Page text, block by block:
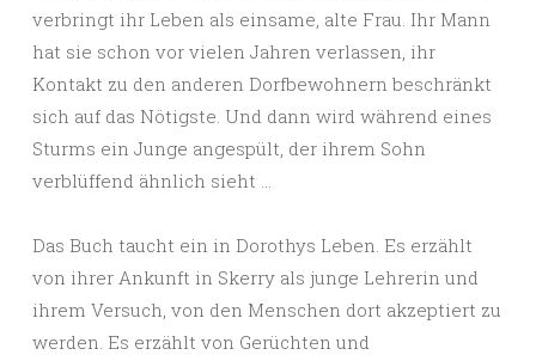
verbringt ihr Leben als einsame, alte Frau. Ihr Mann
hat sie schon vor vielen Jahren verlassen, ihr
Kontakt zu den anderen Dorfbewohnern beschränkt
sich auf das Nötigste. Und dann wird während eines
Sturms ein Junge angespült, der ihrem Sohn
verblüffend ähnlich sieht …
Das Buch taucht ein in Dorothys Leben. Es erzählt
von ihrer Ankunft in Skerry als junge Lehrerin und
ihrem Versuch, von den Menschen dort akzeptiert zu
werden. Es erzählt von Gerüchten und